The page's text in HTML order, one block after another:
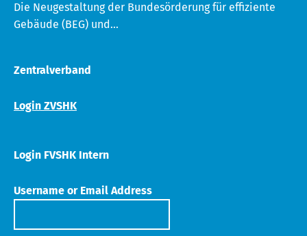
Die Neugestaltung der Bundesörderung für effiziente
Gebäude (BEG) und...
Zentralverband
Login ZVSHK
Login FVSHK Intern
Username or Email Address